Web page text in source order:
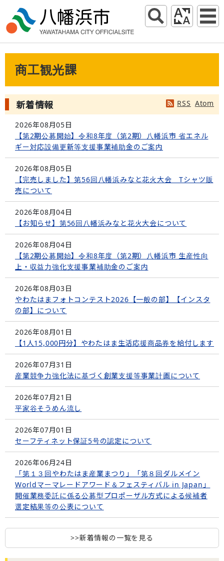
商工観光課
RSS Atom
新着情報
2026年08月05日
【第2期公募開始】令和8年度（第2期）八幡浜市 省エネル
ギー対応設備更新等支援事業補助金のご案内
2026年08月05日
【完売しました】第56回八幡浜みなと花火大会 Tシャツ販
売について
2026年08月04日
【お知らせ】第56回八幡浜みなと花火大会について
2026年08月04日
【第2期公募開始】令和8年度（第2期）八幡浜市 生産性向
上・収益力強化支援事業補助金のご案内
2026年08月03日
やわたはまフォトコンテスト2026【一般の部】【インスタ
の部】について
2026年08月01日
【1人15,000円分】やわたはま生活応援商品券を給付します
2026年07月31日
産業競争力強化法に基づく創業支援等事業計画について
2026年07月21日
平家谷そうめん流し
2026年07月01日
セーフティネット保証5号の認定について
2026年06月24日
「第１３回やわたはま産業まつり」「第８回ダルメイン
Worldマーマレードアワード＆フェスティバル in Japan」
開催業務委託に係る公募型プロポーザル方式による候補者
選定結果等の公表について
>>新着情報の一覧を見る